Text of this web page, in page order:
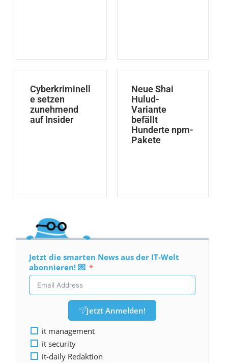
Cyberkriminell
e setzen
zunehmend
auf Insider
Neue Shai
Hulud-
Variante
befällt
Hunderte npm-
Pakete
Jetzt die smarten News aus der IT-Welt
abonnieren! 💌
Jetzt Anmelden!
it management
it security
it-daily Redaktion